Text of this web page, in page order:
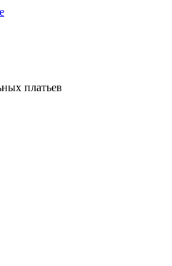
платьев